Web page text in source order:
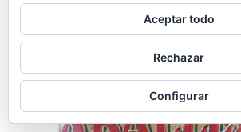
Publicidad vintage de Bodegas Caballero
Aceptar todo
Rechazar
Configurar